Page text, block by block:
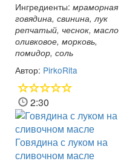
Ингредиенты: мраморная
говядина, свинина, лук
репчатый, чеснок, масло
оливковое, морковь,
помидор, соль
Автор: PirkoRita
2:30
Говядина с луком на
сливочном масле